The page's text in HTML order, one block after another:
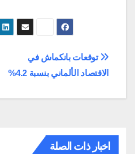
تصفّح
المقالات
توقعات بانكماش في
الاقتصاد الألماني بنسبة 4.2%
اخبار ذات الصلة